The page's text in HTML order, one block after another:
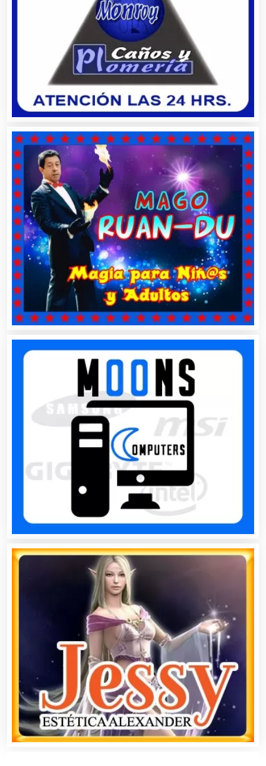
Centros Turísticos
Cerrajerías
Cibercafés
Clínicas de Belleza
Clínicas de Rehabilitación
Clínicas y Hospitales
Clubes Deportivos
Cocinas Integrales
Combustibles y Lubricantes
Computadoras
Conferencias Empresariales
Construcciones en General
Contadores
Control de Plagas
Conversiones Automotrices
Copiadoras
Cortinas, Persianas y Alfombras
Cremerías y Salchichonerías